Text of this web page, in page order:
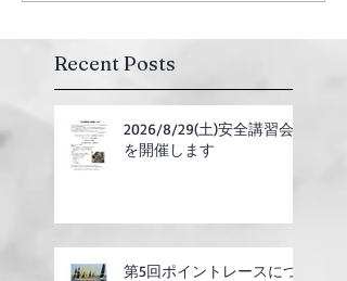
Recent Posts
2026/8/29(土)安全講習会
を開催します
第5回ポイントレースにつ